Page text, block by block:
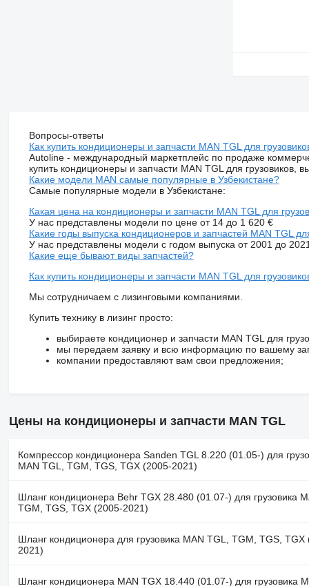
Вопросы-ответы
Как купить кондиционеры и запчасти MAN TGL для
Autoline - международный маркетплейс по продаже
купить кондиционеры и запчасти MAN TGL для
Какие модели MAN самые популярные в Узбекистане?
Самые популярные модели в Узбекистане:
Какая цена на кондиционеры и запчасти MAN TGL для
У нас представлены модели по цене от 14 до 1 620 €
Какие годы выпуска кондиционеров и запчастей MAN TGL
У нас представлены модели с годом выпуска от 2001 до
Какие еще бывают виды запчастей?
Как купить кондиционеры и запчасти MAN TGL для
Мы сотрудничаем с лизинговыми компаниями.
Купить технику в лизинг просто:
выбираете кондиционер и запчасти MAN TGL для
мы передаем заявку и всю информацию по вашему
компании предоставляют вам свои предложения;
Цены на кондиционеры и запчасти MAN TGL
Компрессор кондиционера Sanden TGL 8.220 (01.05-) для
MAN TGL, TGM, TGS, TGX (2005-2021)
Шланг кондиционера Behr TGX 28.480 (01.07-) для грузовика
TGM, TGS, TGX (2005-2021)
Шланг кондиционера для грузовика MAN TGL, TGM, TGS, TGX
2021)
Шланг кондиционера MAN TGX 18.440 (01.07-) для грузовика